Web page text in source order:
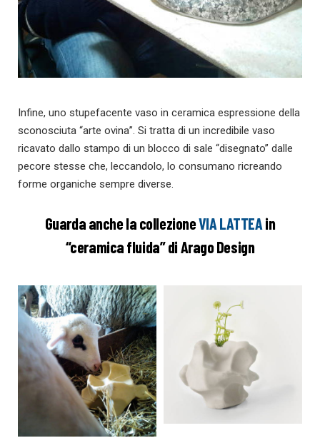
Infine, uno stupefacente vaso in ceramica espressione della
sconosciuta “arte ovina”. Si tratta di un incredibile vaso
ricavato dallo stampo di un blocco di sale “disegnato” dalle
pecore stesse che, leccandolo, lo consumano ricreando
forme organiche sempre diverse.
Guarda anche la collezioneVIA LATTEAin
“ceramica fluida” di Arago Design